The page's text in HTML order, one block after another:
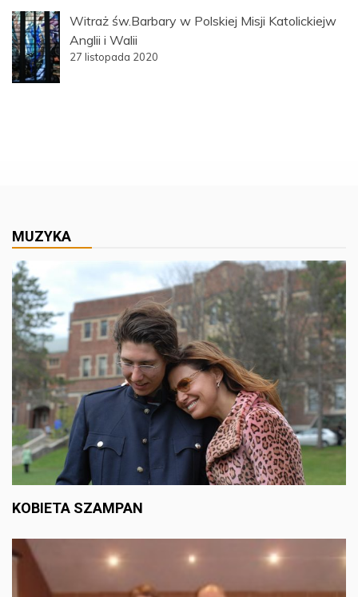
Witraż św.Barbary w Polskiej Misji Katolickiejw
Anglii i Walii
27 listopada 2020
MUZYKA
KOBIETA SZAMPAN